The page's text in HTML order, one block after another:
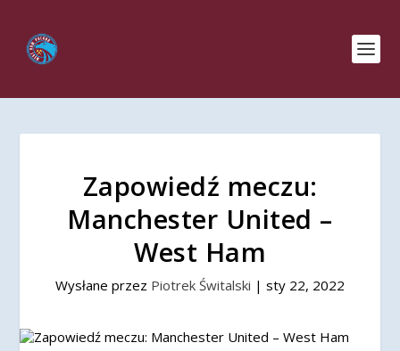
Zapowiedź meczu:
Manchester United –
West Ham
Wysłane przez Piotrek Świtalski | sty 22, 2022